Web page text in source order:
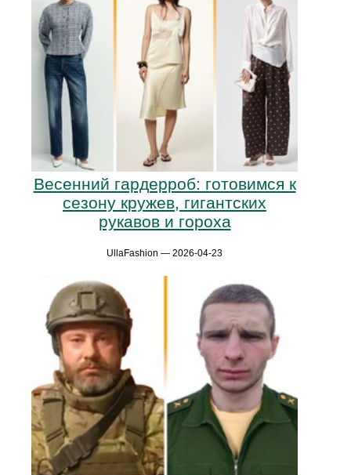
Весенний гардерроб: готовимся к
сезону кружев, гигантских
рукавов и гороха
UllaFashion — 2026-04-23